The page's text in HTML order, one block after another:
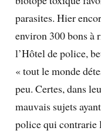
parasites. Hier
environ 300 bons à
l’Hôtel de police,
« tout le monde
peu. Certes, dans
mauvais sujets
police qui contrarie